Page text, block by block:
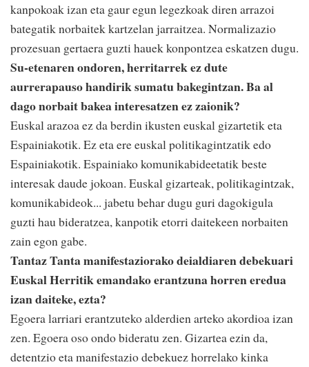
kanpokoak izan eta gaur egun legezkoak diren arrazoi
bategatik norbaitek kartzelan jarraitzea. Normalizazio
prozesuan gertaera guzti hauek konpontzea eskatzen dugu.
Su-etenaren ondoren, herritarrek ez dute
aurrerapauso handirik sumatu bakegintzan. Ba al
dago norbait bakea interesatzen ez zaionik?
Euskal arazoa ez da berdin ikusten euskal gizartetik eta
Espainiakotik. Ez eta ere euskal politikagintzatik edo
Espainiakotik. Espainiako komunikabideetatik beste
interesak daude jokoan. Euskal gizarteak, politikagintzak,
komunikabideok... jabetu behar dugu guri dagokigula
guzti hau bideratzea, kanpotik etorri daitekeen norbaiten
zain egon gabe.
Tantaz Tanta manifestaziorako deialdiaren debekuari
Euskal Herritik emandako erantzuna horren eredua
izan daiteke, ezta?
Egoera larriari erantzuteko alderdien arteko akordioa izan
zen. Egoera oso ondo bideratu zen. Gizartea ezin da,
detentzio eta manifestazio debekuez horrelako kinka